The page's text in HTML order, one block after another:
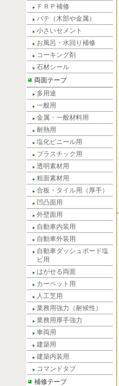
ＦＲＰ補修
パテ（木部や金属）
小さいセメント
お風呂・水回り補修
コーキング剤
石材シール
両面テープ
多用途
一般用
金属・一般材料用
耐熱用
塩化ビニール用
プラスチック用
透明素材用
粗面素材用
合板・タイル用（厚手）
凹凸面用
外壁面用
自動車内装用
自動車外装用
自動車ダッシュボード塩
ビ用
はがせる両面
カーペット用
人工芝用
業務用強力（耐候性）
業務用厚手強力
車両用
建築用
建築内装用
コマンドタブ
補修テープ